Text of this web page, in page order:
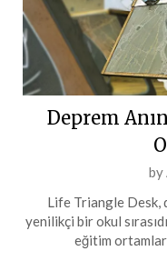
Deprem
on
5
by
Life Triangle Desk,
yenilikçi bir okul
eğitim